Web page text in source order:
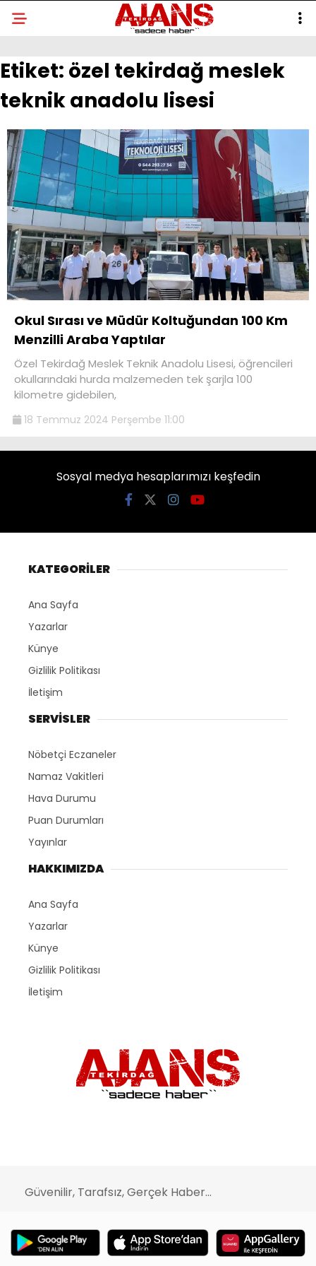
Etiket: özel tekirdağ meslek
teknik anadolu lisesi
Okul Sırası ve Müdür Koltuğundan 100 Km
Menzilli Araba Yaptılar
Özel Tekirdağ Meslek Teknik Anadolu Lisesi, öğrencileri
okullarındaki hurda malzemeden tek şarjla 100
kilometre gidebilen,
18 Temmuz 2024 Perşembe 11:00
Sosyal medya hesaplarımızı keşfedin
KATEGORİLER
Ana Sayfa
Yazarlar
Künye
Gizlilik Politikası
İletişim
SERVİSLER
Nöbetçi Eczaneler
Namaz Vakitleri
Hava Durumu
Puan Durumları
Yayınlar
HAKKIMIZDA
Ana Sayfa
Yazarlar
Künye
Gizlilik Politikası
İletişim
Güvenilir, Tarafsız, Gerçek Haber...